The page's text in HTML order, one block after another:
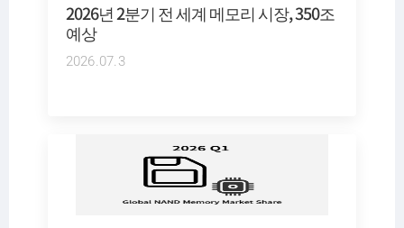
2026년 2분기 전 세계 메모리 시장, 350조
예상
2026.07.3